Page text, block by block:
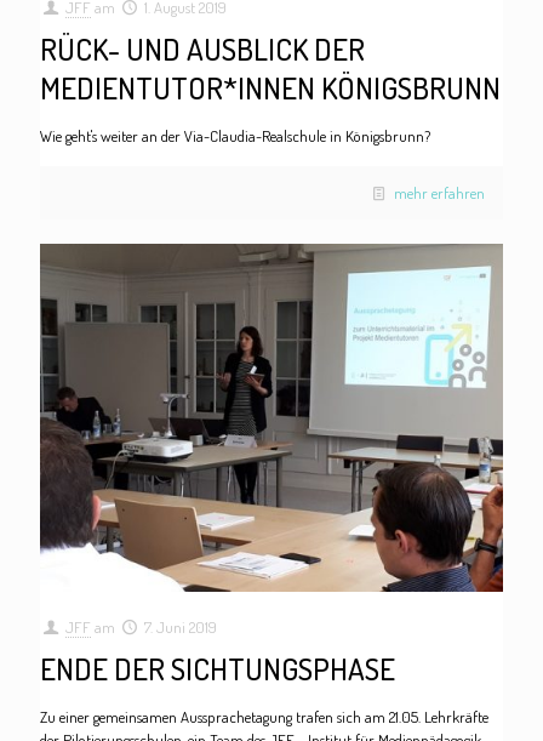
JFF am 1. August 2019
RÜCK- UND AUSBLICK DER
MEDIENTUTOR*INNEN KÖNIGSBRUNN
Wie geht's weiter an der Via-Claudia-Realschule in Königsbrunn?
mehr erfahren
JFF am 7. Juni 2019
ENDE DER SICHTUNGSPHASE
Zu einer gemeinsamen Aussprachetagung trafen sich am 21.05. Lehrkräfte